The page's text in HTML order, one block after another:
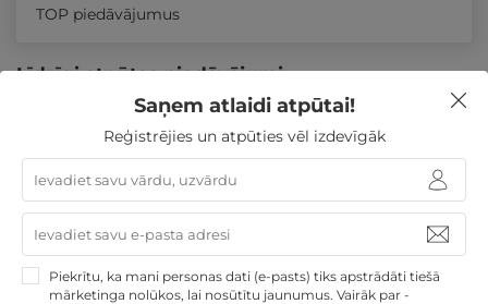
Atpūtas piedāvājums Apraksts Noteikumi
TOP piedāvājumus
Līdzīgi atpūtas piedāvājumi
internetā
Saņem atlaidi atpūtai!
Reģistrējies un atpūties vēl izdevīgāk
Piekrītu, ka mani personas dati (e-pasts) tiks apstrādāti tiešā
mārketinga nolūkos, lai nosūtītu jaunumus. Vairāk par -